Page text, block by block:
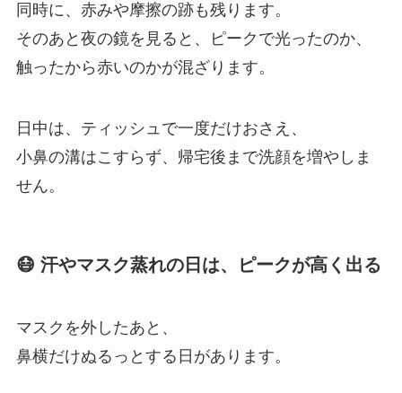
同時に、赤みや摩擦の跡も残ります。
そのあと夜の鏡を見ると、ピークで光ったのか、
触ったから赤いのかが混ざります。
日中は、ティッシュで一度だけおさえ、
小鼻の溝はこすらず、帰宅後まで洗顔を増やしま
せん。
😷 汗やマスク蒸れの日は、ピークが高く出る
マスクを外したあと、
鼻横だけぬるっとする日があります。